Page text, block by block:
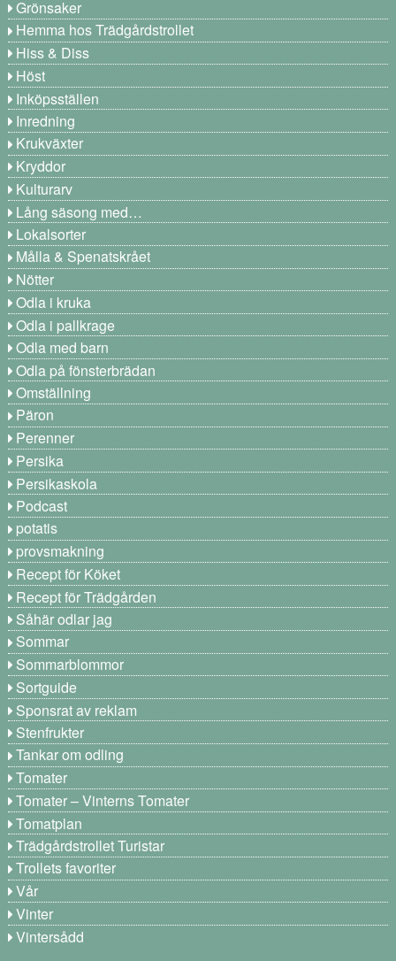
Grönsaker
Hemma hos Trädgårdstrollet
Hiss & Diss
Höst
Inköpsställen
Inredning
Krukväxter
Kryddor
Kulturarv
Lång säsong med…
Lokalsorter
Målla & Spenatskrået
Nötter
Odla i kruka
Odla i pallkrage
Odla med barn
Odla på fönsterbrädan
Omställning
Päron
Perenner
Persika
Persikaskola
Podcast
potatis
provsmakning
Recept för Köket
Recept för Trädgården
Såhär odlar jag
Sommar
Sommarblommor
Sortguide
Sponsrat av reklam
Stenfrukter
Tankar om odling
Tomater
Tomater – Vinterns Tomater
Tomatplan
Trädgårdstrollet Turistar
Trollets favoriter
Vår
Vinter
Vintersådd